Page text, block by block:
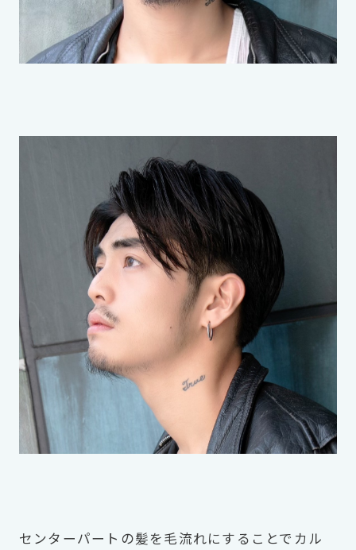
センターパートの髪を毛流れにすることでカル